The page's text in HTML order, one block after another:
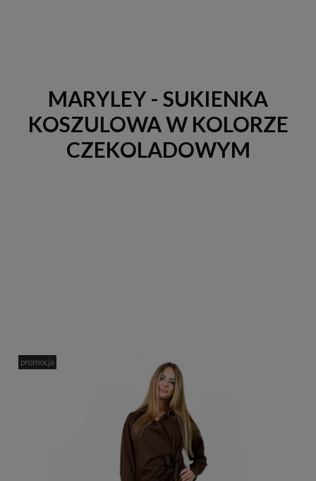
MARYLEY - SUKIENKA
KOSZULOWA W KOLORZE
CZEKOLADOWYM
promocja